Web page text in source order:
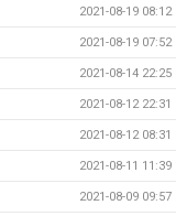
2021-08-19 08:12
2021-08-19 07:52
2021-08-14 22:25
2021-08-12 22:31
2021-08-12 08:31
2021-08-11 11:39
2021-08-09 09:57